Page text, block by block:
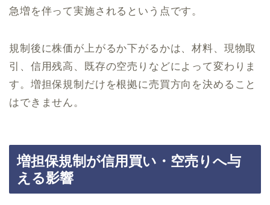
急増を伴って実施されるという点です。
規制後に株価が上がるか下がるかは、材料、現物取
引、信用残高、既存の空売りなどによって変わりま
す。増担保規制だけを根拠に売買方向を決めること
はできません。
増担保規制が信用買い・空売りへ与
える影響